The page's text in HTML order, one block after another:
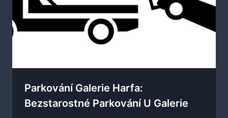
Parkování Galerie Harfa:
Bezstarostné Parkování U Galerie